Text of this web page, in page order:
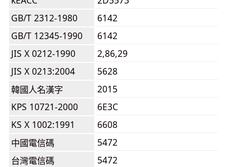
GB/T 2312-1980
6142
GB/T 12345-1990
6142
JIS X 0212-1990
2,86,29
JIS X 0213:2004
5628
韓國人名漢字
2015
KPS 10721-2000
6E3C
KS X 1002:1991
6608
中國電信碼
5472
台灣電信碼
5472